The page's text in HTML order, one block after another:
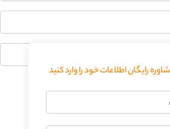
رایگان اطلاعات خود را وارد کنید